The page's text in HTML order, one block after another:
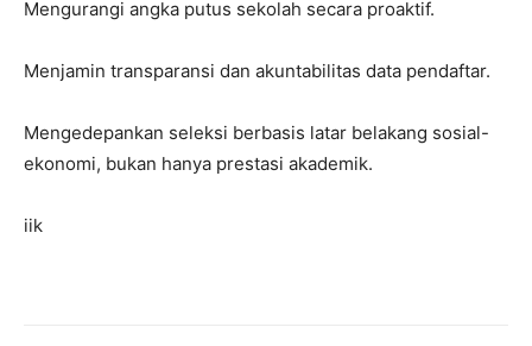
Mengurangi angka putus sekolah secara proaktif.
Menjamin transparansi dan akuntabilitas data pendaftar.
Mengedepankan seleksi berbasis latar belakang sosial-
ekonomi, bukan hanya prestasi akademik.
iik